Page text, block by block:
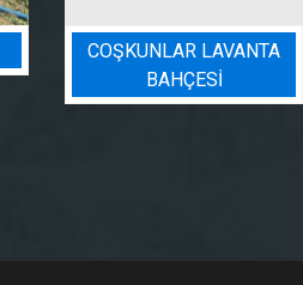
COŞKUNLAR LAVANTA
BAHÇESİ